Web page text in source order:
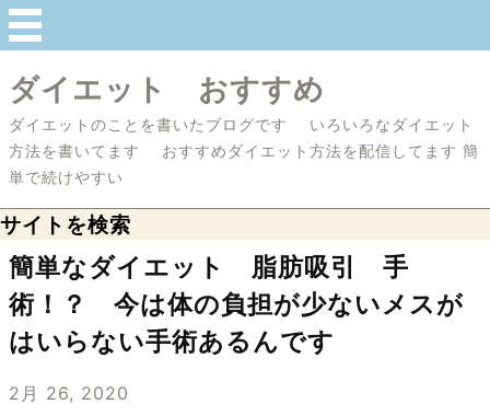
ダイエット おすすめ
ダイエットのことを書いたブログです いろいろなダイエット
方法を書いてます おすすめダイエット方法を配信してます 簡
単で続けやすい
サイトを検索
簡単なダイエット 脂肪吸引 手
術！？ 今は体の負担が少ないメスが
はいらない手術あるんです
2月 26, 2020